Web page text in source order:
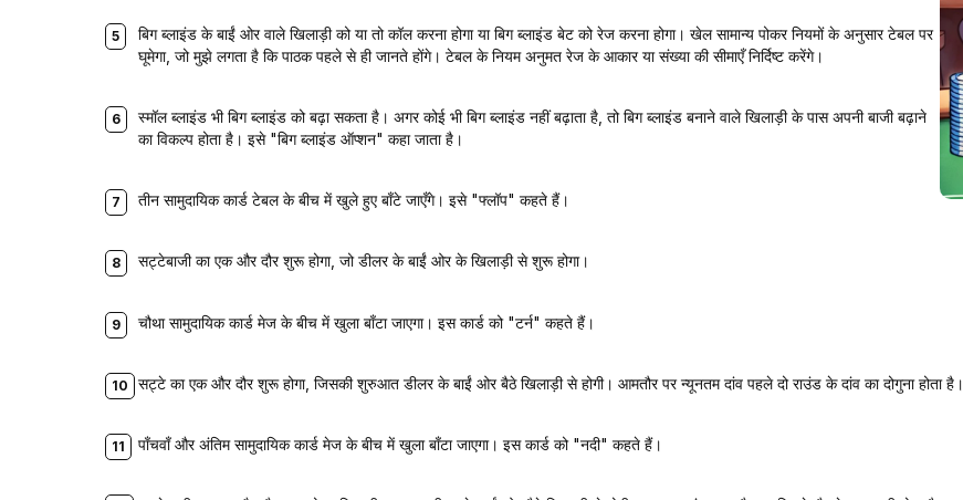
बिग ब्लाइंड के बाईं ओर वाले खिलाड़ी को या तो कॉल करना होगा या बिग ब्लाइंड बेट को रेज करना होगा। खेल सामान्य पोकर नियमों के अनुसार टेबल पर
घूमेगा, जो मुझे लगता है कि पाठक पहले से ही जानते होंगे। टेबल के नियम अनुमत रेज के आकार या संख्या की सीमाएँ निर्दिष्ट करेंगे।
स्मॉल ब्लाइंड भी बिग ब्लाइंड को बढ़ा सकता है। अगर कोई भी बिग ब्लाइंड नहीं बढ़ाता है, तो बिग ब्लाइंड बनाने वाले खिलाड़ी के पास अपनी बाजी बढ़ाने
का विकल्प होता है। इसे "बिग ब्लाइंड ऑप्शन" कहा जाता है।
तीन सामुदायिक कार्ड टेबल के बीच में खुले हुए बाँटे जाएँगे। इसे "फ्लॉप" कहते हैं।
सट्टेबाजी का एक और दौर शुरू होगा, जो डीलर के बाईं ओर के खिलाड़ी से शुरू होगा।
चौथा सामुदायिक कार्ड मेज के बीच में खुला बाँटा जाएगा। इस कार्ड को "टर्न" कहते हैं।
सट्टे का एक और दौर शुरू होगा, जिसकी शुरुआत डीलर के बाईं ओर बैठे खिलाड़ी से होगी। आमतौर पर न्यूनतम दांव पहले दो राउंड के दांव का दोगुना होता है।
पाँचवाँ और अंतिम सामुदायिक कार्ड मेज के बीच में खुला बाँटा जाएगा। इस कार्ड को "नदी" कहते हैं।